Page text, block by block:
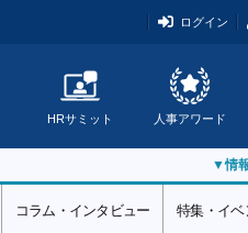
ログイン
HRサミット 人事アワード
▼情
コラム・インタビュー 特集・イベ